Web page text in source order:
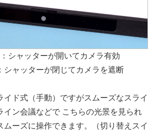
：シャッターが開いてカメラ有効
シャッターが閉じてカメラを遮断
イド式（手動）ですがスムーズなスライ
イン会議などで こちらの光景を見られ
ムーズに操作できます。（切り替えスイ